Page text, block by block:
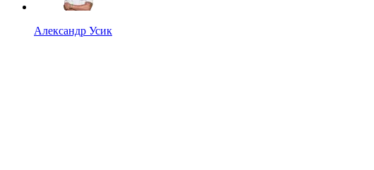
Александр Усик